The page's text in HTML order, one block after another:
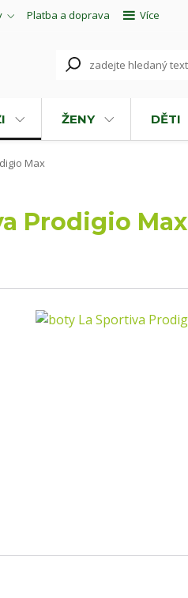
Platba a doprava Více
ŽENY DĚTI
Max
Prodigio Max